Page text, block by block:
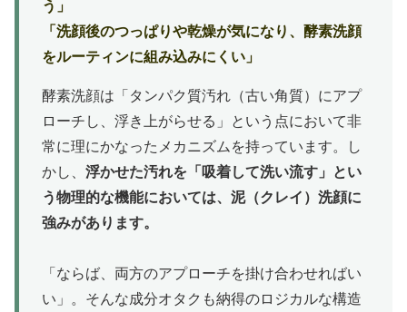
う」
「洗顔後のつっぱりや乾燥が気になり、酵素洗顔
をルーティンに組み込みにくい」
酵素洗顔は「タンパク質汚れ（古い角質）にアプ
ローチし、浮き上がらせる」という点において非
常に理にかなったメカニズムを持っています。し
かし、 浮かせた汚れを「吸着して洗い流す」とい
う物理的な機能においては、泥（クレイ）洗顔に
強みがあります。
「ならば、両方のアプローチを掛け合わせればい
い」。そんな成分オタクも納得のロジカルな構造